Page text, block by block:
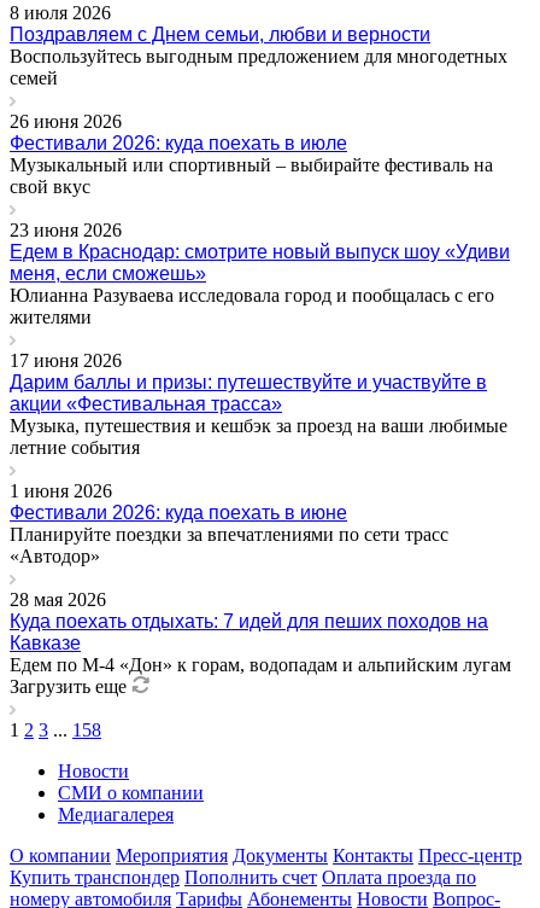
8 июля 2026
Поздравляем с Днем семьи, любви и верности
Воспользуйтесь выгодным предложением для многодетных
семей
26 июня 2026
Фестивали 2026: куда поехать в июле
Музыкальный или спортивный – выбирайте фестиваль на
свой вкус
23 июня 2026
Едем в Краснодар: смотрите новый выпуск шоу «Удиви
меня, если сможешь»
Юлианна Разуваева исследовала город и пообщалась с его
жителями
17 июня 2026
Дарим баллы и призы: путешествуйте и участвуйте в
акции «Фестивальная трасса»
Музыка, путешествия и кешбэк за проезд на ваши любимые
летние события
1 июня 2026
Фестивали 2026: куда поехать в июне
Планируйте поездки за впечатлениями по сети трасс
«Автодор»
28 мая 2026
Куда поехать отдыхать: 7 идей для пеших походов на
Кавказе
Едем по М-4 «Дон» к горам, водопадам и альпийским лугам
Загрузить еще
1 2 3 ... 158
Новости
СМИ о компании
Медиагалерея
О компании Мероприятия Документы Контакты Пресс-центр
Купить транспондер Пополнить счет Оплата проезда по
номеру автомобиля Тарифы Абонементы Новости Вопрос-